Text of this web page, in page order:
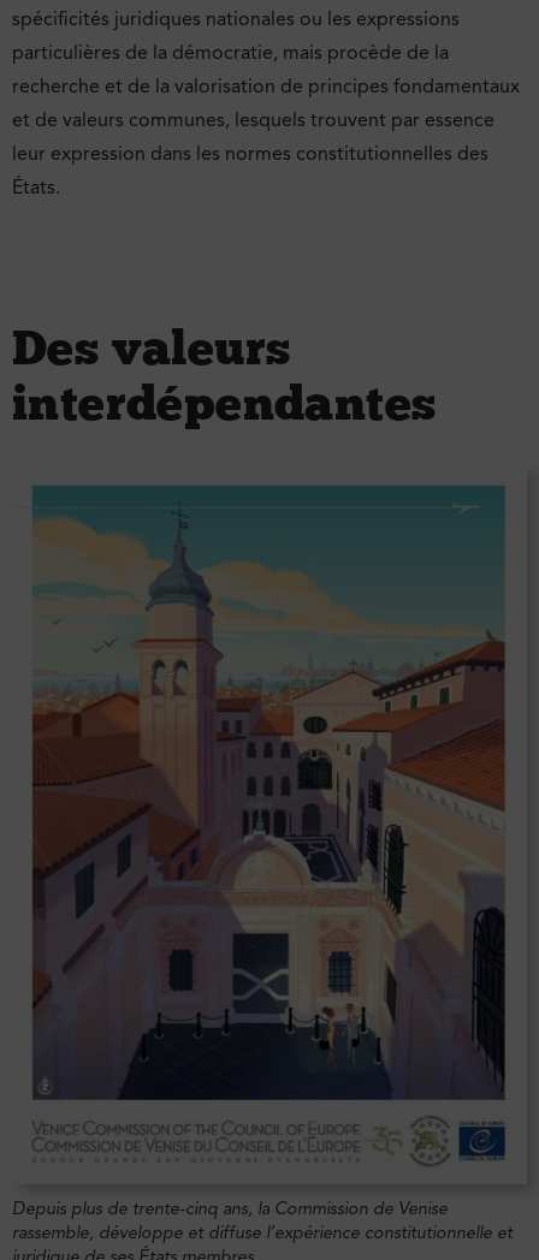
spécificités juridiques nationales ou les expressions
particulières de la démocratie, mais procède de la
recherche et de la valorisation de principes fondamentaux
et de valeurs communes, lesquels trouvent par essence
leur expression dans les normes constitutionnelles des
États.
Des valeurs
interdépendantes
Depuis plus de trente-cinq ans, la Commission de Venise
rassemble, développe et diffuse l’expérience constitutionnelle et